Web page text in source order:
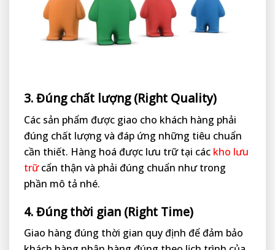
3. Đúng chất lượng (Right Quality)
Các sản phẩm được giao cho khách hàng phải
đúng chất lượng và đáp ứng những tiêu chuẩn
cần thiết. Hàng hoá được lưu trữ tại các kho lưu
trữcẩn thận và phải đúng chuẩn như trong
phần mô tả nhé.
4. Đúng thời gian (Right Time)
Giao hàng đúng thời gian quy định để đảm bảo